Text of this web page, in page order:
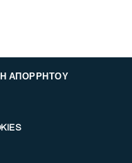
ΑΠΟΡΡΗΤΟΥ